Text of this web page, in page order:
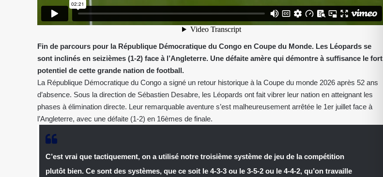
Fin de parcours pour la République Démocratique du Congo en Coupe du Monde. Les Léopards se
sont inclinés en seizièmes (1-2) face à l’Angleterre. Une défaite amère qui démontre à suffisance le fort
potentiel de cette grande nation de football.
La République Démocratique du Congo a signé un retour historique à la Coupe du monde 2026 après 52 ans
d’absence. Sous la direction de Sébastien Desabre, les Léopards ont fait vibrer leur nation en atteignant les
phases à élimination directe. Leur remarquable aventure s’est malheureusement arrêtée le 1er juillet face à
l’Angleterre, avec une défaite (1-2) en 16èmes de finale.
C’est vrai que tactiquement, on a utilisé notre troisième système de jeu de la compétition
plutôt bien. Ce sont des systèmes, que ce soit le 4-3-3 ou le 3-5-2 ou le 4-4-2, qu’on travaille